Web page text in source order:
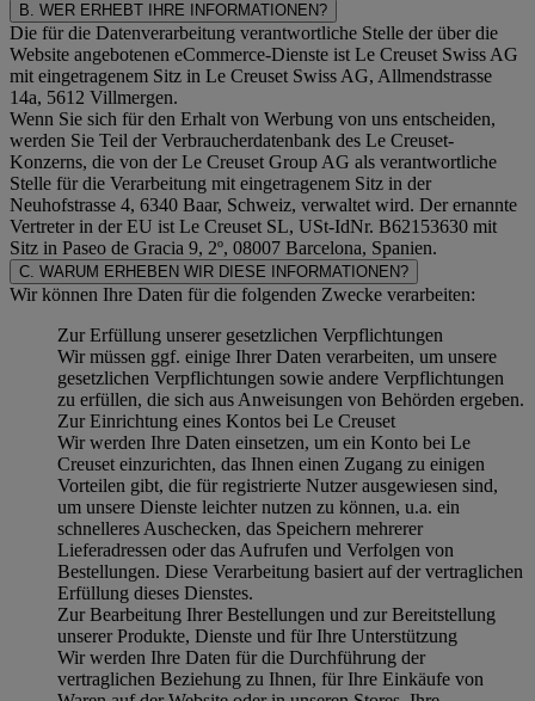
B. WER ERHEBT IHRE INFORMATIONEN?
Die für die Datenverarbeitung verantwortliche Stelle der über die
Website angebotenen eCommerce-Dienste ist Le Creuset Swiss AG
mit eingetragenem Sitz in Le Creuset Swiss AG, Allmendstrasse
14a, 5612 Villmergen.
Wenn Sie sich für den Erhalt von Werbung von uns entscheiden,
werden Sie Teil der Verbraucherdatenbank des Le Creuset-
Konzerns, die von der Le Creuset Group AG als verantwortliche
Stelle für die Verarbeitung mit eingetragenem Sitz in der
Neuhofstrasse 4, 6340 Baar, Schweiz, verwaltet wird. Der ernannte
Vertreter in der EU ist Le Creuset SL, USt-IdNr. B62153630 mit
Sitz in Paseo de Gracia 9, 2º, 08007 Barcelona, Spanien.
C. WARUM ERHEBEN WIR DIESE INFORMATIONEN?
Wir können Ihre Daten für die folgenden Zwecke verarbeiten:
Zur Erfüllung unserer gesetzlichen Verpflichtungen
Wir müssen ggf. einige Ihrer Daten verarbeiten, um unsere
gesetzlichen Verpflichtungen sowie andere Verpflichtungen
zu erfüllen, die sich aus Anweisungen von Behörden ergeben.
Zur Einrichtung eines Kontos bei Le Creuset
Wir werden Ihre Daten einsetzen, um ein Konto bei Le
Creuset einzurichten, das Ihnen einen Zugang zu einigen
Vorteilen gibt, die für registrierte Nutzer ausgewiesen sind,
um unsere Dienste leichter nutzen zu können, u.a. ein
schnelleres Auschecken, das Speichern mehrerer
Lieferadressen oder das Aufrufen und Verfolgen von
Bestellungen. Diese Verarbeitung basiert auf der vertraglichen
Erfüllung dieses Dienstes.
Zur Bearbeitung Ihrer Bestellungen und zur Bereitstellung
unserer Produkte, Dienste und für Ihre Unterstützung
Wir werden Ihre Daten für die Durchführung der
vertraglichen Beziehung zu Ihnen, für Ihre Einkäufe von